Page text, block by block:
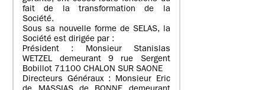
fait de la transformation de la
Société.
Sous sa nouvelle forme de SELAS, la
Société est dirigée par :
Président : Monsieur Stanislas
WETZEL demeurant 9 rue Sergent
Bobillot 71100 CHALON SUR SAONE
Directeurs Généraux : Monsieur Eric